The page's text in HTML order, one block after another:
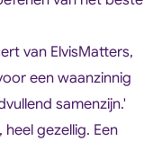
van ElvisMatters,
een waanzinnig
samenzijn.'
gezellig. Een